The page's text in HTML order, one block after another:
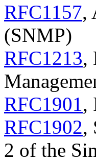
RFC1157,
(SNMP)
RFC1213,
RFC1901,
RFC1902,
2 of the